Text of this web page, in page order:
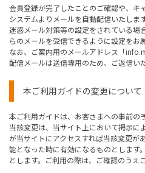
会員登録が完了したことのご確認や、キ
システムよりメールを自動配信いたします
迷惑メール対策等の設定をされている
らのメールを受信できるように設定をお
なお、ご案内用のメールアドレス「
配信メールは送信専用のため、ご返信い
本ご利用ガイドの変更について
本ご利用ガイドは、お客さまへの事前の
当該変更は、当サイト上において掲示に
が当サイトにアクセスすれば当該変更が
能となった時に有効になるものとします
とします。ご利用の際は、ご確認のうえ